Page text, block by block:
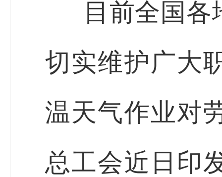
目前全国
切实维护广大
温天气作业对
总工会近日印